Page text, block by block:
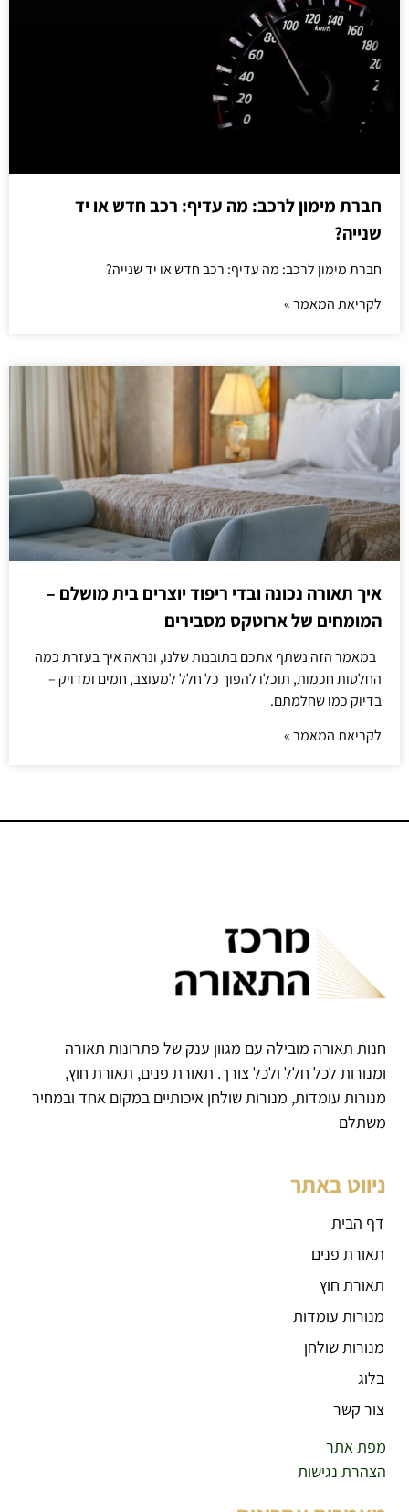
חברת מימון לרכב: מה עדיף: רכב חדש או יד
שנייה?
חברת מימון לרכב: מה עדיף: רכב חדש או יד שנייה?
לקריאת המאמר »
איך תאורה נכונה ובדי ריפוד יוצרים בית מושלם –
המומחים של ארוטקס מסבירים
במאמר הזה נשתף אתכם בתובנות שלנו, ונראה איך בעזרת כמה
החלטות חכמות, תוכלו להפוך כל חלל למעוצב, חמים ומדויק –
בדיוק כמו שחלמתם.
לקריאת המאמר »
חנות תאורה מובילה עם מגוון ענק של פתרונות תאורה
ומנורות לכל חלל ולכל צורך. תאורת פנים, תאורת חוץ,
מנורות עומדות, מנורות שולחן איכותיים במקום אחד ובמחיר
משתלם
ניווט באתר
דף הבית
תאורת פנים
תאורת חוץ
מנורות עומדות
מנורות שולחן
בלוג
צור קשר
מפת אתר
הצהרת נגישות